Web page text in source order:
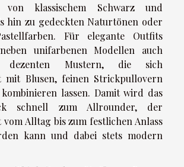
klassischem Schwarz und
hin zu gedeckten Naturtönen oder
Für elegante Outfits
unifarbenen Modellen auch
Mustern, die sich
mit Blusen, feinen Strickpullovern
lassen. Damit wird das
schnell zum Allrounder, der
Alltag bis zum festlichen Anlass
kann und dabei stets modern